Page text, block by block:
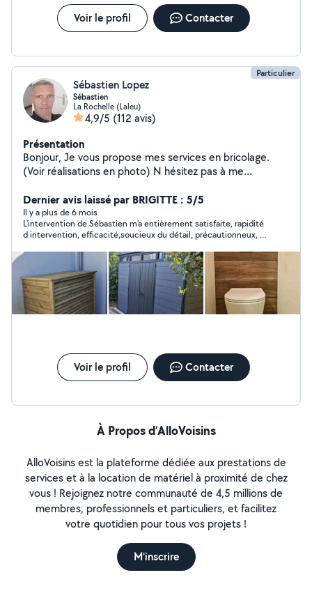
Voir le profil Contacter
Particulier
Sébastien Lopez
Sébastien
La Rochelle (Laleu)
4,9/5 (112 avis)
Présentation
Bonjour, Je vous propose mes services en bricolage.
(Voir réalisations en photo) N hésitez pas à me
Dernier avis laissé par BRIGITTE : 5/5
Il y a plus de 6 mois
L'intervention de Sébastien m'a entièrement satisfaite, rapidité
d intervention, efficacité,soucieux du détail, précautionneux, A
c 'est évident,je referai appel à lui des que nécessaire !
Voir le profil Contacter
À Propos d’AlloVoisins
AlloVoisins est la plateforme dédiée aux prestations de
services et à la location de matériel à proximité de chez
vous ! Rejoignez notre communauté de 4,5 millions de
membres, professionnels et particuliers, et facilitez
votre quotidien pour tous vos projets !
M'inscrire